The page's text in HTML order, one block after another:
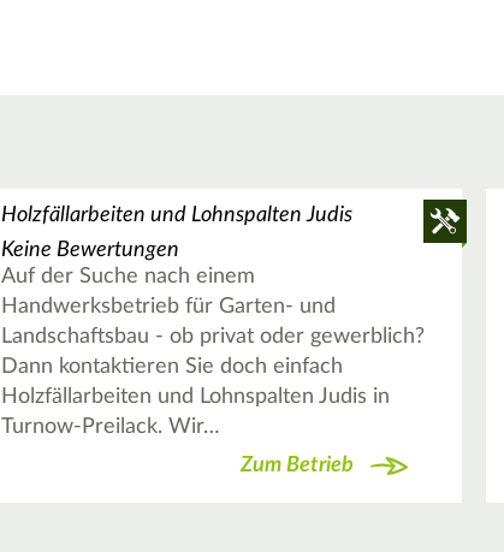
Holzfällarbeiten und Lohnspalten Judis
Keine Bewertungen
Auf der Suche nach einem
Handwerksbetrieb für Garten- und
Landschaftsbau - ob privat oder gewerblich?
Dann kontaktieren Sie doch einfach
Holzfällarbeiten und Lohnspalten Judis in
Turnow-Preilack. Wir…
Zum Betrieb